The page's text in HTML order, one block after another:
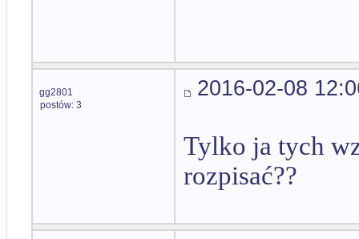
gg2801
postów: 3
2016-02-08
Tylko ja tych
rozpisać??